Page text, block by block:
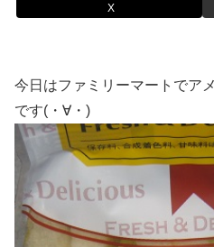
X
今日はファミリーマートでア
です(・∀・)